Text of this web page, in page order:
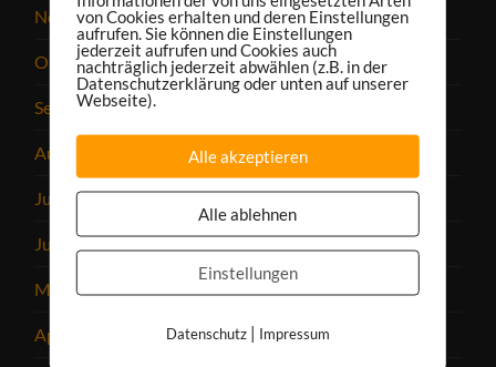
November 2024
Oktober 2024
September 2024
August 2024
Juli 2024
Juni 2024
Mai 2024
April 2024
von Cookies erhalten und deren Einstellungen
aufrufen. Sie können die Einstellungen
jederzeit aufrufen und Cookies auch
nachträglich jederzeit abwählen (z.B. in der
Datenschutzerklärung oder unten auf unserer
Webseite).
Alle akzeptieren
Alle ablehnen
Einstellungen
Datenschutz| Impressum